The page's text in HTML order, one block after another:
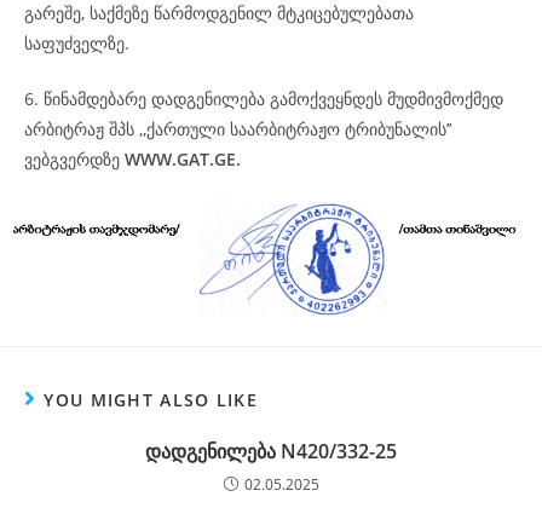
გარეშე, საქმეზე წარმოდგენილ მტკიცებულებათა
საფუძველზე.
6. წინამდებარე დადგენილება გამოქვეყნდეს მუდმივმოქმედ
არბიტრაჟ შპს ,,ქართული საარბიტრაჟო ტრიბუნალის’’
ვებგვერდზე WWW.GAT.GE.
YOU MIGHT ALSO LIKE
დადგენილება N420/332-25
02.05.2025